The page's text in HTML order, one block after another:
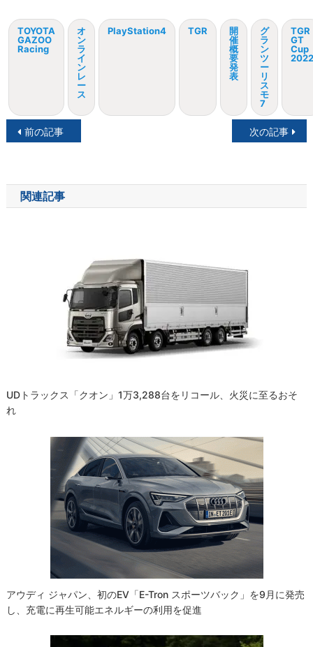
TOYOTA
GAZOO
Racing
オ
ン
ラ
イ
ン
レ
ー
ス
PlayStation4 TGR
開
催
概
要
発
表
グ
ラ
ン
ツ
ー
リ
ス
モ
7
TGR
GT
Cup
2022
投
ナ
ビ
前の記事 次の記事
関連記事
UDトラックス「クオン」1万3,288台をリコール、火災に至るおそ
れ
アウディ ジャパン、初のEV「e-Tron スポーツバック」を9月に発売
し、充電に再生可能エネルギーの利用を促進